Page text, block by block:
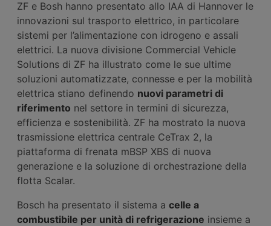
ZF e Bosh hanno presentato allo IAA di Hannover le
innovazioni sul trasporto elettrico, in particolare
sistemi per l’alimentazione con idrogeno e assali
elettrici. La nuova divisione Commercial Vehicle
Solutions di ZF ha illustrato come le sue ultime
soluzioni automatizzate, connesse e per la mobilità
elettrica stiano definendo nuovi parametri di
riferimento nel settore in termini di sicurezza,
efficienza e sostenibilità. ZF ha mostrato la nuova
trasmissione elettrica centrale CeTrax 2, la
piattaforma di frenata mBSP XBS di nuova
generazione e la soluzione di orchestrazione della
flotta Scalar.
Bosch ha presentato il sistema a celle a
combustibile per unità di refrigerazione insieme a